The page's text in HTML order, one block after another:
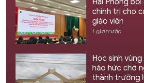
chính trị cho
giáo viên
1 giờ trước
Học sinh
háo hức chờ
thành trường